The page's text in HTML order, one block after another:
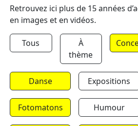
Retrouvez ici plus de 15 années
en images et en vidéos.
Tous
À
thème
Danse Expositions
Fotomatons Humour